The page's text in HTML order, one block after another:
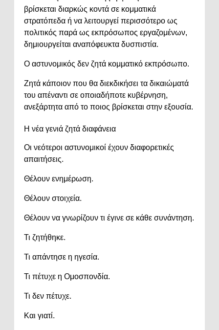
βρίσκεται διαρκώς κοντά σε κομματικά
στρατόπεδα ή να λειτουργεί περισσότερο ως
πολιτικός παρά ως εκπρόσωπος εργαζομένων,
δημιουργείται αναπόφευκτα δυσπιστία.
Ο αστυνομικός δεν ζητά κομματικό εκπρόσωπο.
Ζητά κάποιον που θα διεκδικήσει τα δικαιώματά
του απέναντι σε οποιαδήποτε κυβέρνηση,
ανεξάρτητα από το ποιος βρίσκεται στην εξουσία.
Η νέα γενιά ζητά διαφάνεια
Οι νεότεροι αστυνομικοί έχουν διαφορετικές
απαιτήσεις.
Θέλουν ενημέρωση.
Θέλουν στοιχεία.
Θέλουν να γνωρίζουν τι έγινε σε κάθε συνάντηση.
Τι ζητήθηκε.
Τι απάντησε η ηγεσία.
Τι πέτυχε η Ομοσπονδία.
Τι δεν πέτυχε.
Και γιατί.